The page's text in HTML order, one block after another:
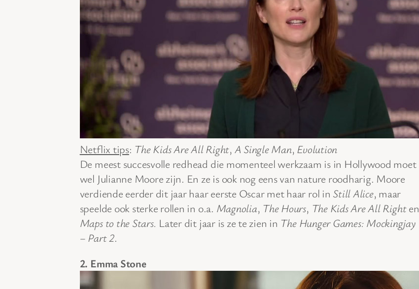
Netflix tips: The Kids Are All Right, A Single Man, Evolution
De meest succesvolle redhead die momenteel werkzaam is in Hollywood moet
wel Julianne Moore zijn. En ze is ook nog eens van nature roodharig. Moore
verdiende eerder dit jaar haar eerste Oscar met haar rol in Still Alice, maar
speelde ook sterke rollen in o.a. Magnolia, The Hours, The Kids Are All Righten
Maps to the Stars. Later dit jaar is ze te zien in The Hunger Games: Mockingjay
– Part 2.
2. Emma Stone